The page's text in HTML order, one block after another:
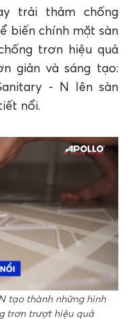
trải thảm chống
biến chính mặt sàn
trơn hiệu quả
giản và sáng tạo:
- N lên sàn
nổi.
tạo thành những hình
trơn trượt hiệu quả